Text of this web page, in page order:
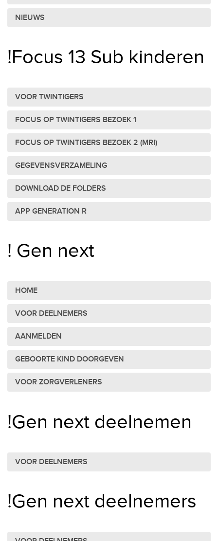
NIEUWS
!Focus 13 Sub kinderen
VOOR TWINTIGERS
FOCUS OP TWINTIGERS BEZOEK 1
FOCUS OP TWINTIGERS BEZOEK 2 (MRI)
GEGEVENSVERZAMELING
DOWNLOAD DE FOLDERS
APP GENERATION R
! Gen next
HOME
VOOR DEELNEMERS
AANMELDEN
GEBOORTE KIND DOORGEVEN
VOOR ZORGVERLENERS
!Gen next deelnemen
VOOR DEELNEMERS
!Gen next deelnemers